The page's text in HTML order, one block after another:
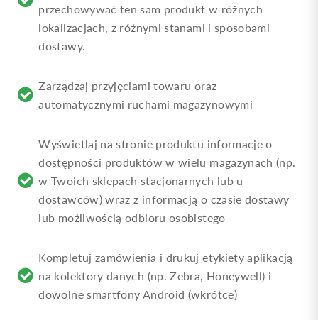
przechowywać ten sam produkt w różnych
lokalizacjach, z różnymi stanami i sposobami
dostawy.
Zarządzaj przyjęciami towaru oraz
automatycznymi ruchami magazynowymi
Wyświetlaj na stronie produktu informacje o
dostępności produktów w wielu magazynach (np.
w Twoich sklepach stacjonarnych lub u
dostawców) wraz z informacją o czasie dostawy
lub możliwością odbioru osobistego
Kompletuj zamówienia i drukuj etykiety aplikacją
na kolektory danych (np. Zebra, Honeywell) i
dowolne smartfony Android (wkrótce)